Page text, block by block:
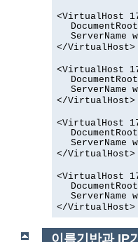
<VirtualHost
ServerName
</VirtualHost>
<VirtualHost
ServerName
</VirtualHost>
<VirtualHost
ServerName
</VirtualHost>
<VirtualHost
ServerName
</VirtualHost>
이름기반과 IP